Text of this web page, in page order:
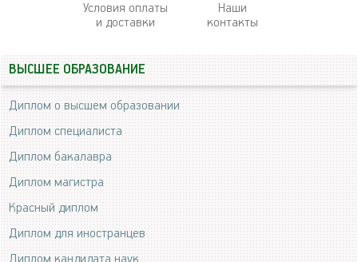
Условия оплаты
и доставки
Наши
контакты
ВЫСШЕЕ ОБРАЗОВАНИЕ
Диплом о высшем образовании
Диплом специалиста
Диплом бакалавра
Диплом магистра
Красный диплом
Диплом для иностранцев